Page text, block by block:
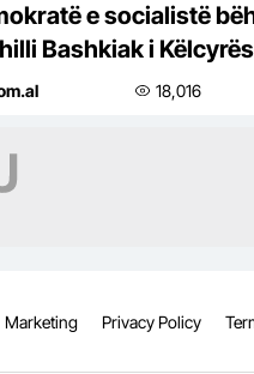
e socialistë
Bashkiak i
bashkimin me
18,016
Marketing Privacy Policy